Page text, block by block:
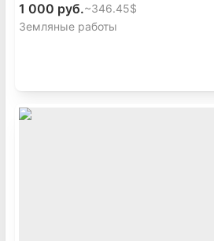
1 000 руб.~346.45$
Земляные работы